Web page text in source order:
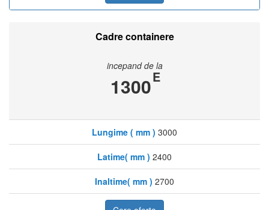
Cadre containere
incepand de la
1300E
Lungime ( mm ) 3000
Latime( mm ) 2400
Inaltime( mm ) 2700